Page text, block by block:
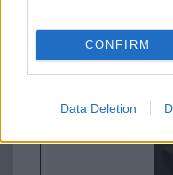
CONFIRM
Data Deletion